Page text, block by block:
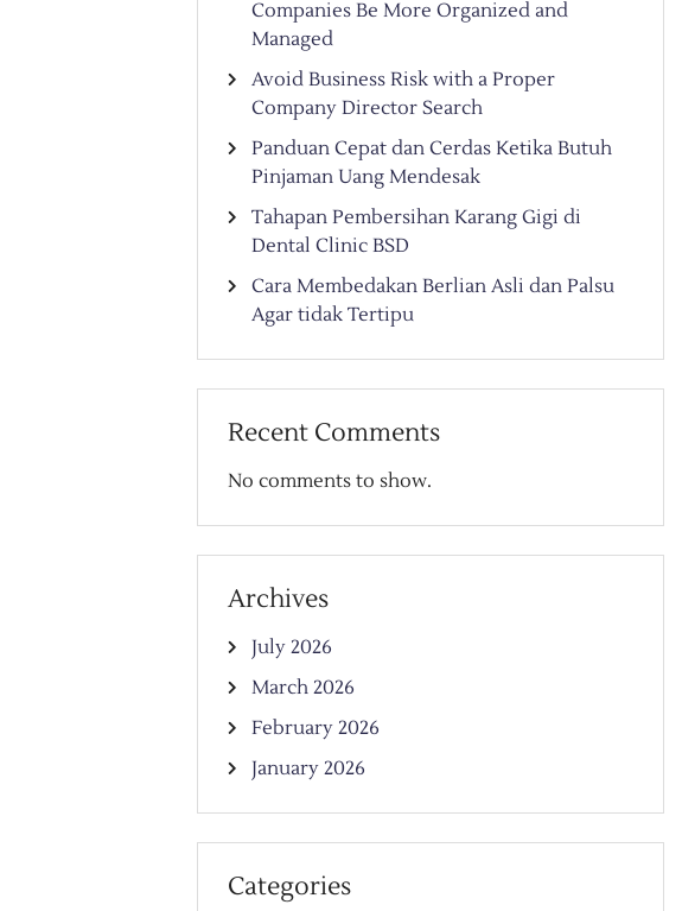
Companies Be More Organized and
Managed
Avoid Business Risk with a Proper
Company Director Search
Panduan Cepat dan Cerdas Ketika Butuh
Pinjaman Uang Mendesak
Tahapan Pembersihan Karang Gigi di
Dental Clinic BSD
Cara Membedakan Berlian Asli dan Palsu
Agar tidak Tertipu
Recent Comments
No comments to show.
Archives
July 2026
March 2026
February 2026
January 2026
Categories